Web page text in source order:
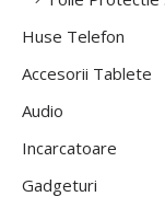
Huse Telefon
Accesorii Tablete
Audio
Incarcatoare
Gadgeturi